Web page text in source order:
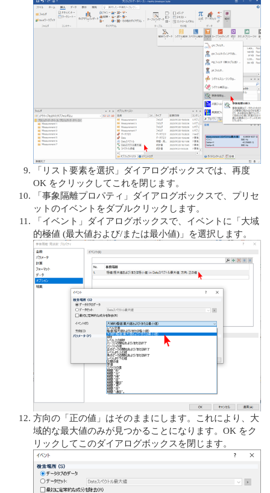
「リスト要素を選択」ダイアログボックスでは、再度
OK をクリックしてこれを閉じます。
「事象隔離プロパティ」ダイアログボックスで、プリセ
ットのイベントをダブルクリックします。
「イベント」ダイアログボックスで、イベントに「大域
的極値 (最大値および/または最小値)」を選択します。
方向の「正の値」はそのままにします。これにより、大
域的な最大値のみが見つかることになります。OK をク
リックしてこのダイアログボックスを閉じます。